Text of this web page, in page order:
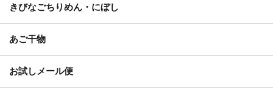
きびなごちりめん・にぼし
あご干物
お試しメール便